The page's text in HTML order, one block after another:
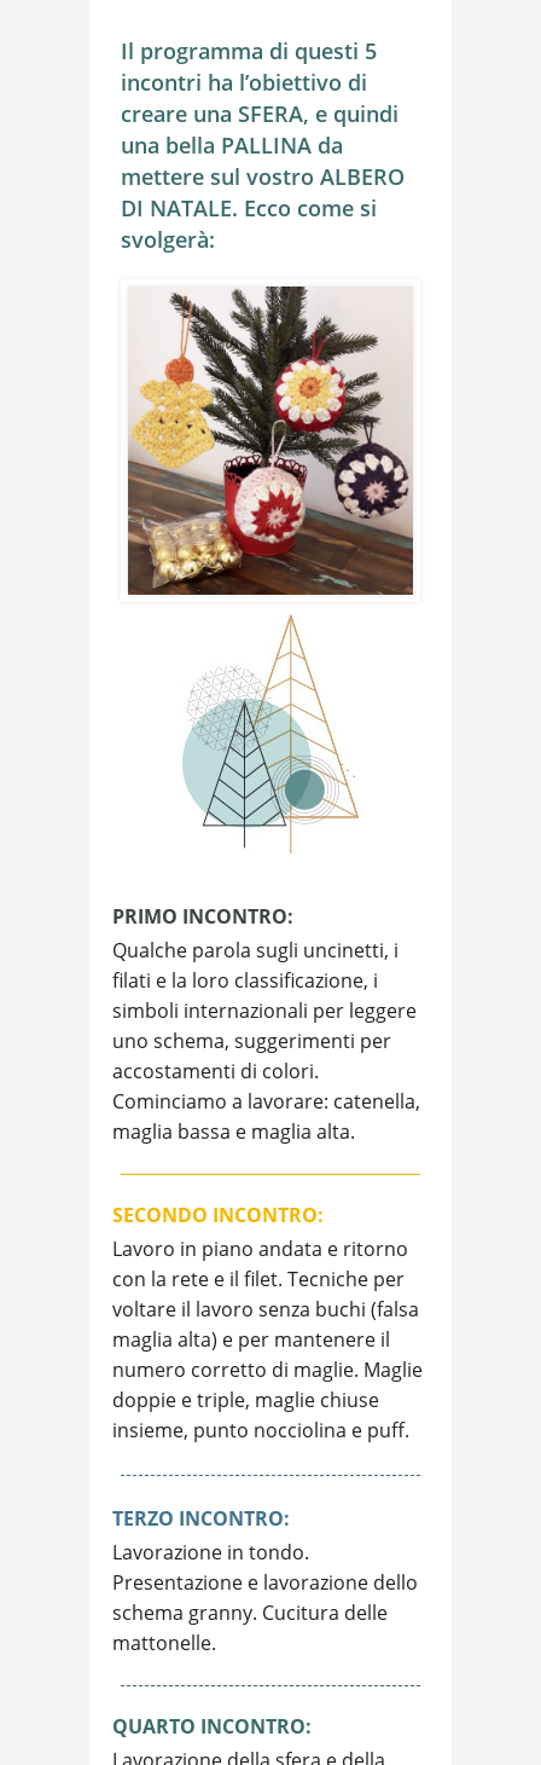
Il programma di questi 5
incontri ha l’obiettivo di
creare una SFERA, e quindi
una bella PALLINA da
mettere sul vostro ALBERO
DI NATALE. Ecco come si
svolgerà:
PRIMO INCONTRO:
Qualche parola sugli uncinetti, i
filati e la loro classificazione, i
simboli internazionali per leggere
uno schema, suggerimenti per
accostamenti di colori.
Cominciamo a lavorare: catenella,
maglia bassa e maglia alta.
SECONDO INCONTRO:
Lavoro in piano andata e ritorno
con la rete e il filet. Tecniche per
voltare il lavoro senza buchi (falsa
maglia alta) e per mantenere il
numero corretto di maglie. Maglie
doppie e triple, maglie chiuse
insieme, punto nocciolina e puff.
TERZO INCONTRO:
Lavorazione in tondo.
Presentazione e lavorazione dello
schema granny. Cucitura delle
mattonelle.
QUARTO INCONTRO:
Lavorazione della sfera e della